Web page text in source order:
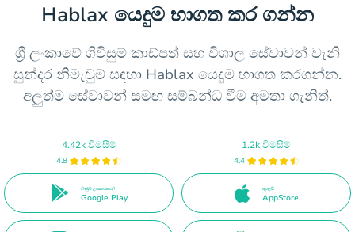
Hablax යෙදුම භාගත කර ගන්න
ශ්‍රී ලංකාවේ ගිවිසුම් කාඩ්පත් සහ විශාල සේවාවන් වැනි
සුන්දර නිමැවුම් සඳහා Hablax යෙදුම භාගත කරගන්න.
අලුත්ම සේවාවන් සමඟ සම්බන්ධ වීම අමතා ගැනිත්.
4.42k විමසීම්
4.8
ගිණුම් උපකාරයෙන්
Google Play
1.2k විමසීම්
4.4
අදාලයි
AppStore